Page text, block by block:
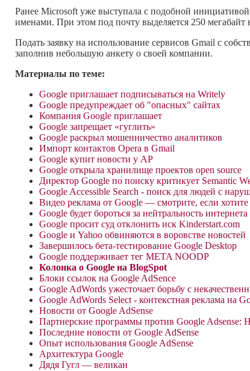
Ранее Microsoft уже выступала с подобной
именами. При этом под почту выделяется 250
Подать заявку на использование сервисов Gmail с
заполнив небольшую анкету о своей компании.
Материалы по теме:
Google приглашает подписываться на Writely
Google предупреждает об "опасных" сайтах
Компания Google приглашает
Google запрещает «гуглить»
Google раскрыл мошенничество аналитиков
Импорт контактов Opera в Gmail
Google купит новости у AP
Google открыла хранилище проектов open source
Директор Google по поиску критикует Semantic
Google Accessible Search - поиск для людей с
Видео реклама от Google — смотрите, если хотите
Google будет бороться за нейтральность интернета
Google просит суд отклонить иск Kinderstart.com
Google и Yahoo обвиняются в воровстве новостей
Завершилось бета-тестирование Google Desktop
Google поддерживает тег META NOODP
Колонка о Google на BlogSpot
Блоки ссылок на Google AdSence
Google AdWords ужесточает борьбу с
Google AdWords Select - контекстная реклама на
Новости от Google AdSense
Партнерские программы против Google Adsense:
Последние новости от Google AdSense
Опыт использования Google AdSense
Архитектура Google
Дядя Гугл — великан